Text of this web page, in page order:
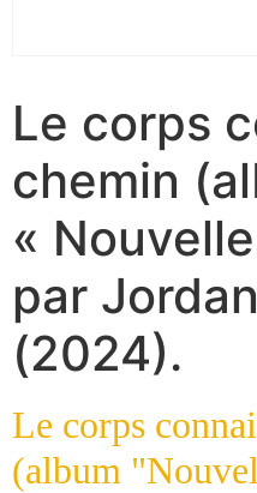
Le corps
chemin
«
par
(2024).
Le corps
(album